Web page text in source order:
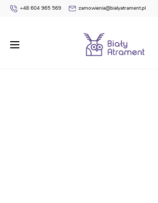
+48 604 965 569 zamowienia@bialyatrament.pl
Dyplomy
Ukończenia Przedszkola
Dyplom AN81 (ukończenia przedszkola)